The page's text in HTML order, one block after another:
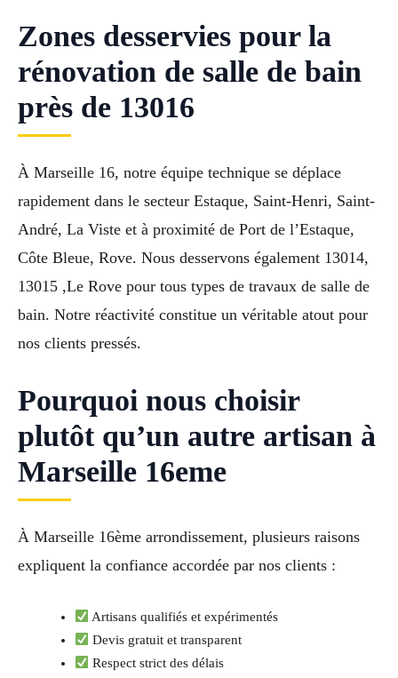
Zones desservies pour la
rénovation de salle de bain
près de 13016
À Marseille 16, notre équipe technique se déplace
rapidement dans le secteur Estaque, Saint-Henri, Saint-
André, La Viste et à proximité de Port de l’Estaque,
Côte Bleue, Rove. Nous desservons également 13014,
13015 ,Le Rove pour tous types de travaux de salle de
bain. Notre réactivité constitue un véritable atout pour
nos clients pressés.
Pourquoi nous choisir
plutôt qu’un autre artisan à
Marseille 16eme
À Marseille 16ème arrondissement, plusieurs raisons
expliquent la confiance accordée par nos clients :
Artisans qualifiés et expérimentés
Devis gratuit et transparent
Respect strict des délais